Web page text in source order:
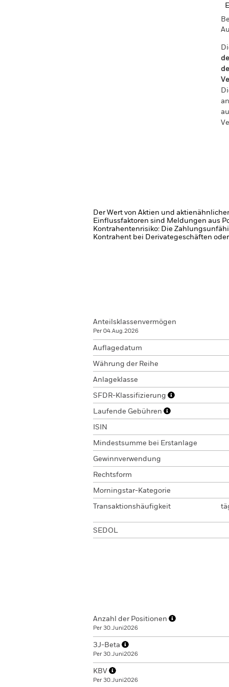
Der Wert von Aktien und
Einflussfaktoren sind Meldungen aus
Kontrahentenrisiko: Die
Kontrahent bei Derivategeschäften
Anteilsklassenvermögen
Per 04.Aug.2026
Auflagedatum
Währung der Reihe
Anlageklasse
SFDR-Klassifizierung
Laufende Gebühren
ISIN
Mindestsumme bei Erstanlage
Gewinnverwendung
Rechtsform
Morningstar-Kategorie
Transaktionshäufigkeit
SEDOL
Anzahl der Positionen
Per 30.Juni2026
3J-Beta
Per 30.Juni2026
KBV
Per 30.Juni2026